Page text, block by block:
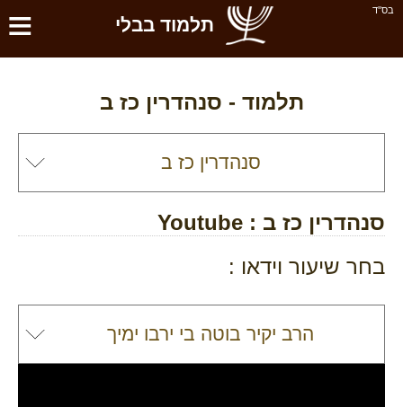
בס''ד ≡ תלמוד בבלי
תלמוד - סנהדרין כז ב
סנהדרין כז ב : Youtube
בחר שיעור וידאו :